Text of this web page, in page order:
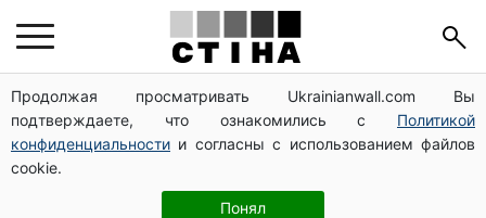
Продолжая просматривать Ukrainianwall.com Вы
подтверждаете, что ознакомились с Политикой
конфиденциальности и согласны с использованием файлов
cookie.
Понял
САП